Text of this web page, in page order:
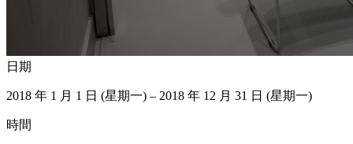
日期
2018 年 1 月 1 日 (星期一) – 2018 年 12 月 31 日 (星期一)
時間